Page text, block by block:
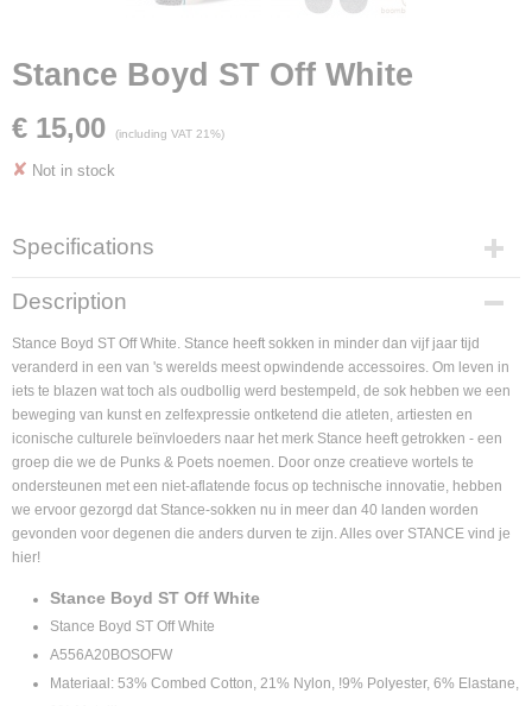
Stance Boyd ST Off White
€ 15,00 (including VAT 21%)
✘ Not in stock
Specifications
Product code
A556A20BOSOFW
Supplier product code
A556A20BOSOFW
Description
Stance Boyd ST Off White. Stance heeft sokken in minder dan vijf jaar tijd
veranderd in een van 's werelds meest opwindende accessoires. Om leven in
iets te blazen wat toch als oudbollig werd bestempeld, de sok hebben we een
beweging van kunst en zelfexpressie ontketend die atleten, artiesten en
iconische culturele beïnvloeders naar het merk Stance heeft getrokken - een
groep die we de Punks & Poets noemen. Door onze creatieve wortels te
ondersteunen met een niet-aflatende focus op technische innovatie, hebben
we ervoor gezorgd dat Stance-sokken nu in meer dan 40 landen worden
gevonden voor degenen die anders durven te zijn. Alles over STANCE vind je
hier!
Stance Boyd ST Off White
Stance Boyd ST Off White
A556A20BOSOFW
Materiaal: 53% Combed Cotton, 21% Nylon, !9% Polyester, 6% Elastane,